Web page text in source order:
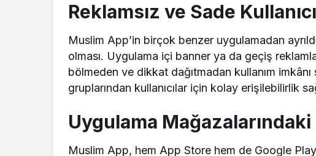
Reklamsız ve Sade
Muslim App’in birçok benzer uygulamadan
olması. Uygulama içi banner ya da geçiş
bölmeden ve dikkat dağıtmadan kullanım
gruplarından kullanıcılar için kolay erişilebilirlik
Uygulama
Muslim App, hem App Store hem de Google